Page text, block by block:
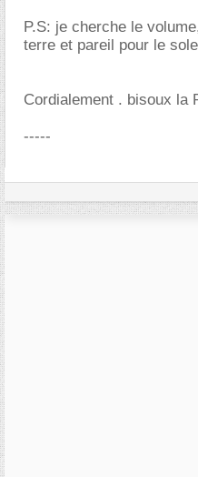
P.S: je cherche le
terre et pareil pour le
Cordialement . bisoux la
-----